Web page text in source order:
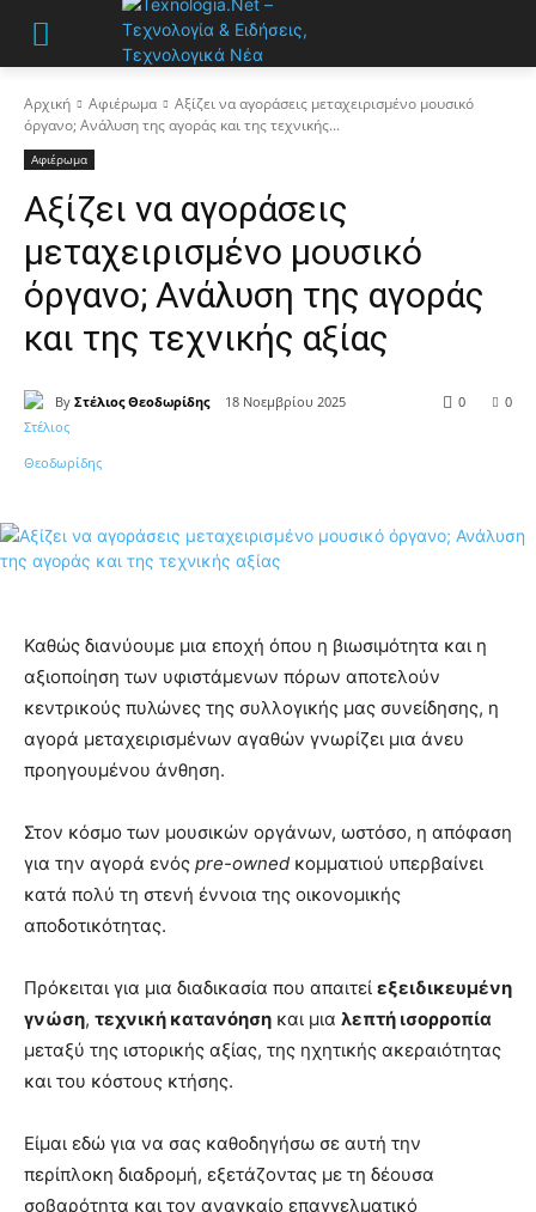
Αρχική Αφιέρωμα
Αξίζει να αγοράσεις μεταχειρισμένο μουσικό
όργανο; Ανάλυση της αγοράς και της τεχνικής...
Αφιέρωμα
Αξίζει να αγοράσεις
μεταχειρισμένο μουσικό
όργανο; Ανάλυση της αγοράς
και της τεχνικής αξίας
By Στέλιος Θεοδωρίδης 18 Νοεμβρίου 2025 0
0
Καθώς διανύουμε μια εποχή όπου η βιωσιμότητα και η
αξιοποίηση των υφιστάμενων πόρων αποτελούν
κεντρικούς πυλώνες της συλλογικής μας συνείδησης, η
αγορά μεταχειρισμένων αγαθών γνωρίζει μια άνευ
προηγουμένου άνθηση.
Στον κόσμο των μουσικών οργάνων, ωστόσο, η απόφαση
για την αγορά ενός pre-owned κομματιού υπερβαίνει
κατά πολύ τη στενή έννοια της οικονομικής
αποδοτικότητας.
Πρόκειται για μια διαδικασία που απαιτεί εξειδικευμένη
γνώση, τεχνική κατανόηση και μια λεπτή ισορροπία
μεταξύ της ιστορικής αξίας, της ηχητικής ακεραιότητας
και του κόστους κτήσης.
Είμαι εδώ για να σας καθοδηγήσω σε αυτή την
περίπλοκη διαδρομή, εξετάζοντας με τη δέουσα
σοβαρότητα και τον αναγκαίο επαγγελματικό